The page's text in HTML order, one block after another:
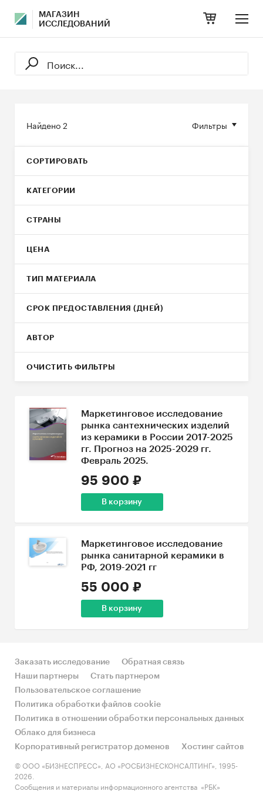
МАГАЗИН
ИССЛЕДОВАНИЙ
Фильтры
Найдено2
СОРТИРОВАТЬ
КАТЕГОРИИ
СТРАНЫ
ЦЕНА
ТИП МАТЕРИАЛА
СРОК ПРЕДОСТАВЛЕНИЯ (ДНЕЙ)
АВТОР
ОЧИСТИТЬ ФИЛЬТРЫ
Маркетинговое исследование
рынка сантехнических изделий
из керамики в России 2017-2025
гг. Прогноз на 2025-2029 гг.
Февраль 2025.
95 900 ₽
В корзину
Маркетинговое исследование
рынка санитарной керамики в
РФ, 2019-2021 гг
55 000 ₽
В корзину
Заказать исследование
Обратная связь
Наши партнеры
Стать партнером
Пользовательское соглашение
Политика обработки файлов cookie
Политика в отношении обработки персональных данных
Облако для бизнеса
Корпоративный регистратор доменов
Хостинг сайтов
© ООО «БИЗНЕСПРЕСС», АО «РОСБИЗНЕСКОНСАЛТИНГ», 1995-
2026.
Сообщения и материалы информационного агентства «РБК»